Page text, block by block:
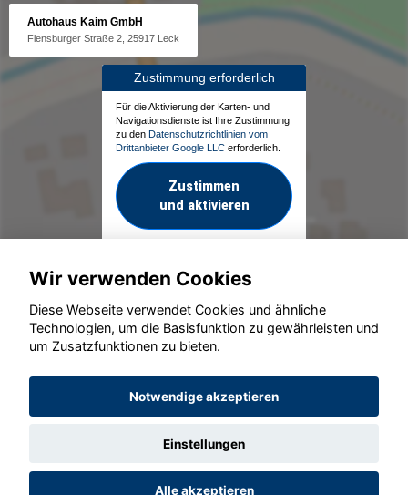
Autohaus Kaim GmbH
Flensburger Straße 2, 25917 Leck
Zustimmung erforderlich
Für die Aktivierung der Karten- und
Navigationsdienste ist Ihre Zustimmung
zu den Datenschutzrichtlinien vom
Drittanbieter Google LLC erforderlich.
Zustimmen
und aktivieren
© konjunkturmotor.de GmbH 2020 - 2026
Wir verwenden Cookies
Diese Webseite verwendet Cookies und ähnliche
Technologien, um die Basisfunktion zu gewährleisten und
um Zusatzfunktionen zu bieten.
Notwendige akzeptieren
Einstellungen
Alle akzeptieren